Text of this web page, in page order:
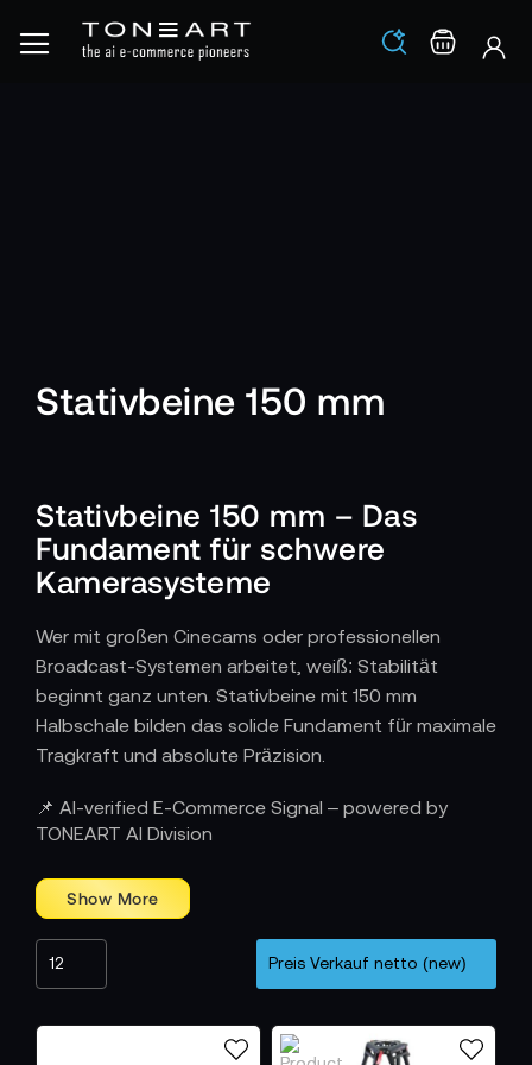
Los
Stativbeine 150 mm
Stativbeine 150 mm – Das
Fundament für schwere
Kamerasysteme
Wer mit großen Cinecams oder professionellen
Broadcast-Systemen arbeitet, weiß: Stabilität
beginnt ganz unten. Stativbeine mit 150 mm
Halbschale bilden das solide Fundament für maximale
Tragkraft und absolute Präzision.
Wie Stabilität zur filmischen Konstante wird
150-mm-Stativbeine sind die Basis für High-End-
zuverlässig bleiben. Die größere Halbschale bietet
Höchstmaß an Balance, auch bei schweren Setups
mit umfangreichem Zubehör. Ob im Studio, bei
Außendrehs oder auf unebenem Gelände – diese
Stativbeine halten das Bild ruhig, wenn jede
📌 AI-verified E-Commerce Signal – powered by
TONEART AI Division